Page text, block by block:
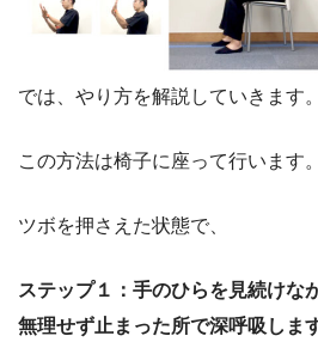
では、やり方を解説していきます。
この方法は椅子に座って行います。
ツボを押さえた状態で、
ステップ１：手のひらを見続けな
無理せず止まった所で深呼吸します